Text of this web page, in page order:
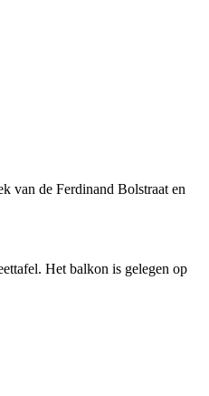
van de Ferdinand Bolstraat en
Het balkon is gelegen op